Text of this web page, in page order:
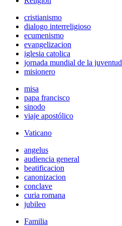
cristianismo
dialogo interreligioso
ecumenismo
evangelizacion
iglesia catolica
jornada mundial de la juventud
misionero
misa
papa francisco
sinodo
viaje apostólico
Vaticano
angelus
audiencia general
beatificacion
canonizacion
conclave
curia romana
jubileo
Familia